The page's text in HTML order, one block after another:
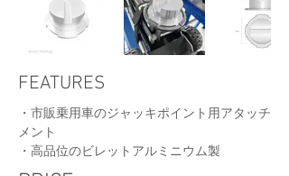
FEATURES
・市販乗用車のジャッキポイント用アタッチ
メント
​・高品位のビレットアルミニウム製